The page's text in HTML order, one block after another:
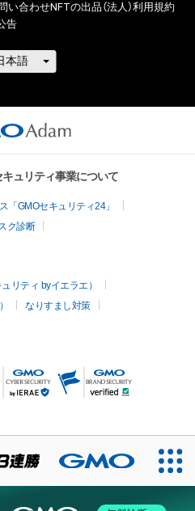
い合わせNFTの出品（法人）利用規約
告
ュリティ事業について
「GMOセキュリティ24」
ク診断
リティ byイエラエ）
なりすまし対策